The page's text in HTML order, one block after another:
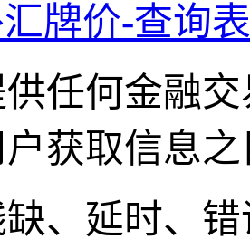
牌价-查询
任何金融
获取信息
缺、延时、